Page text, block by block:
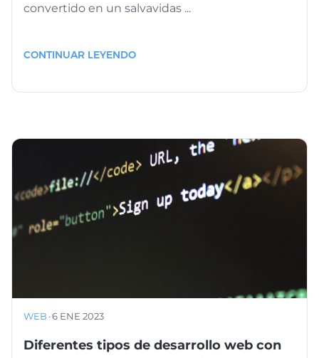
convertido en un salvavidas ...
CONTINUAR LEYENDO
WEB ·6 ENE 2023
Diferentes tipos de desarrollo web con